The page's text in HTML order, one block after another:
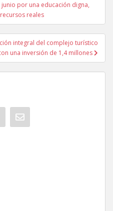
por una educación digna,
reales
integral del complejo turístico
una inversión de 1,4 millones